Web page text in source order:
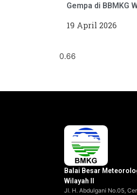
Gempa di BBMKG
19 April 2026
Balai Besar
Wilayah II
Jl. H. Abdulgani No.05,